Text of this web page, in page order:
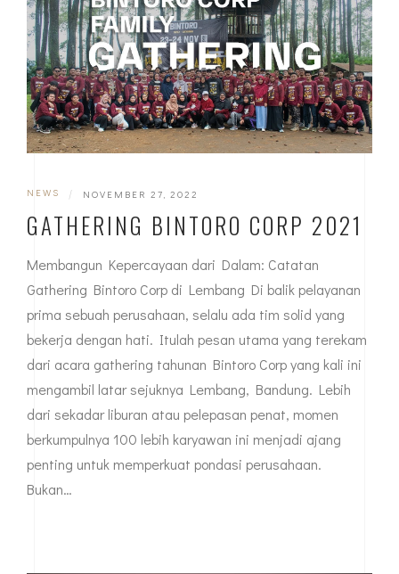
NEWS | NOVEMBER 27, 2022
GATHERING BINTORO CORP 2021
Membangun Kepercayaan dari Dalam: Catatan
Gathering Bintoro Corp di Lembang Di balik pelayanan
prima sebuah perusahaan, selalu ada tim solid yang
bekerja dengan hati. Itulah pesan utama yang terekam
dari acara gathering tahunan Bintoro Corp yang kali ini
mengambil latar sejuknya Lembang, Bandung. Lebih
dari sekadar liburan atau pelepasan penat, momen
berkumpulnya 100 lebih karyawan ini menjadi ajang
penting untuk memperkuat pondasi perusahaan.
Bukan…